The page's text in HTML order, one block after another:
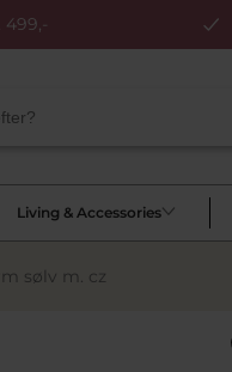
499,-
Living & Accessories
sølv m. cz